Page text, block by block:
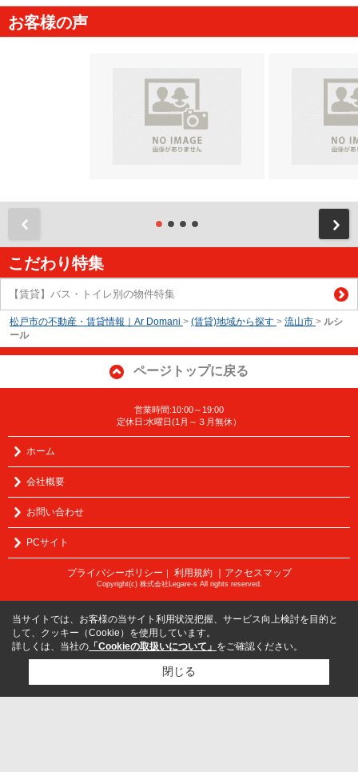
お客様の声
こだわり特集
【賃貸】バス・トイレ別の物件特集
松戸市の不動産・賃貸情報｜Ar Domani > (賃貸)地域から探す > 流山市 > ルシ
ール
ページトップに戻る
営業時間:10:00～19:00
定休日:水曜日(1月～３月無休）
ホーム
会社概要
お問い合わせ
PCサイト
プライバシーポリシー 利用規約 ｜アクセスマップ
Copyright(c) 株式会社Legare-s All rights reserved.
当サイトでは、お客様の当サイト利用状況把握、サービス向上検討を目的と
して、クッキー（Cookie）を使用しています。
詳しくは、当社の 「Cookieの取扱いについて」 をご確認ください。
閉じる